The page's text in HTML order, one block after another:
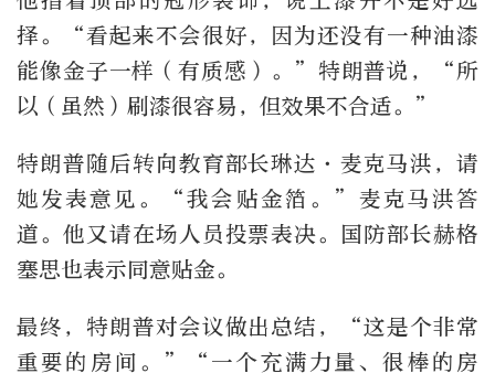
择。“看起来不会很好，因为还没有一种油漆
能像金子一样（有质感）。”特朗普说，“所
以（虽然）刷漆很容易，但效果不合适。”
特朗普随后转向教育部长琳达·麦克马洪，请
她发表意见。“我会贴金箔。”麦克马洪答
道。他又请在场人员投票表决。国防部长赫格
塞思也表示同意贴金。
最终，特朗普对会议做出总结，“这是个非常
重要的房间。”“一个充满力量、很棒的房